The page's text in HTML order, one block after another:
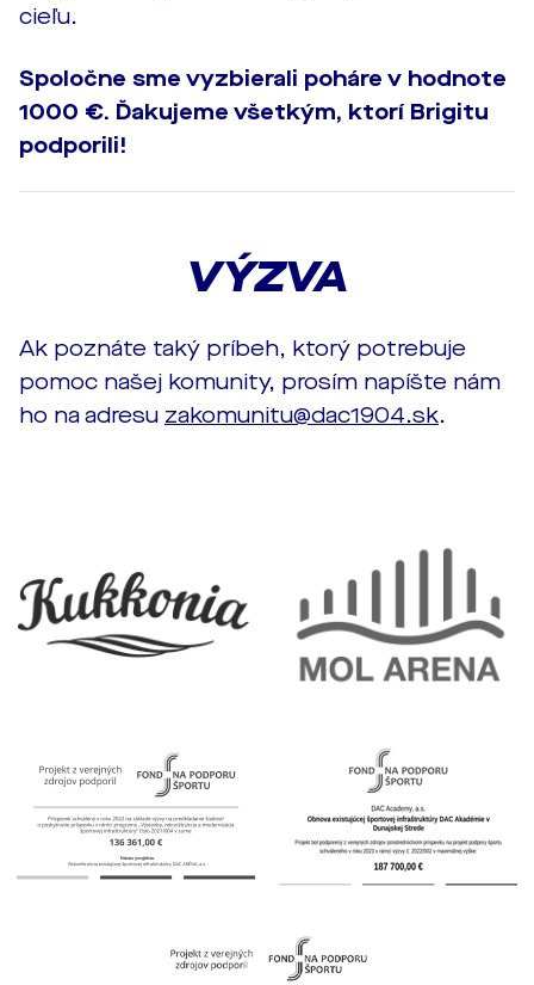
cieľu.
Spoločne sme vyzbierali poháre v hodnote
1000 €. Ďakujeme všetkým, ktorí Brigitu
podporili!
VÝZVA
Ak poznáte taký príbeh, ktorý potrebuje
pomoc našej komunity, prosím napíšte nám
ho na adresu zakomunitu@dac1904.sk.